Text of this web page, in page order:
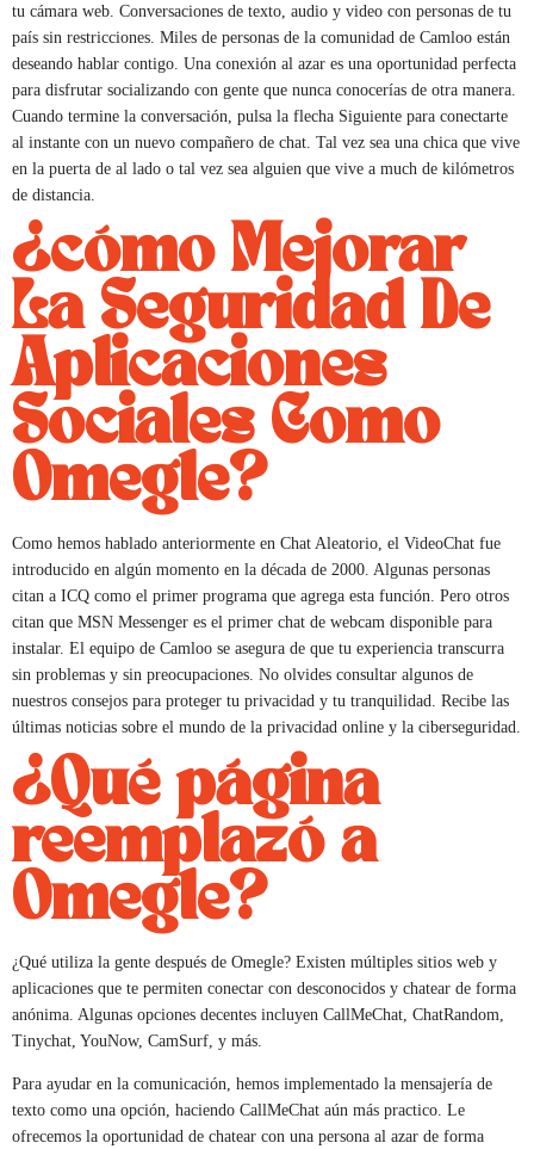
tu cámara web. Conversaciones de texto, audio y video con personas de tu
país sin restricciones. Miles de personas de la comunidad de Camloo están
deseando hablar contigo. Una conexión al azar es una oportunidad perfecta
para disfrutar socializando con gente que nunca conocerías de otra manera.
Cuando termine la conversación, pulsa la flecha Siguiente para conectarte
al instante con un nuevo compañero de chat. Tal vez sea una chica que vive
en la puerta de al lado o tal vez sea alguien que vive a much de kilómetros
de distancia.
¿cómo Mejorar
La Seguridad De
Aplicaciones
Sociales Como
Omegle?
Como hemos hablado anteriormente en Chat Aleatorio, el VideoChat fue
introducido en algún momento en la década de 2000. Algunas personas
citan a ICQ como el primer programa que agrega esta función. Pero otros
citan que MSN Messenger es el primer chat de webcam disponible para
instalar. El equipo de Camloo se asegura de que tu experiencia transcurra
sin problemas y sin preocupaciones. No olvides consultar algunos de
nuestros consejos para proteger tu privacidad y tu tranquilidad. Recibe las
últimas noticias sobre el mundo de la privacidad online y la ciberseguridad.
¿Qué página
reemplazó a
Omegle?
¿Qué utiliza la gente después de Omegle? Existen múltiples sitios web y
aplicaciones que te permiten conectar con desconocidos y chatear de forma
anónima. Algunas opciones decentes incluyen CallMeChat, ChatRandom,
Tinychat, YouNow, CamSurf, y más.
Para ayudar en la comunicación, hemos implementado la mensajería de
texto como una opción, haciendo CallMeChat aún más practico. Le
ofrecemos la oportunidad de chatear con una persona al azar de forma